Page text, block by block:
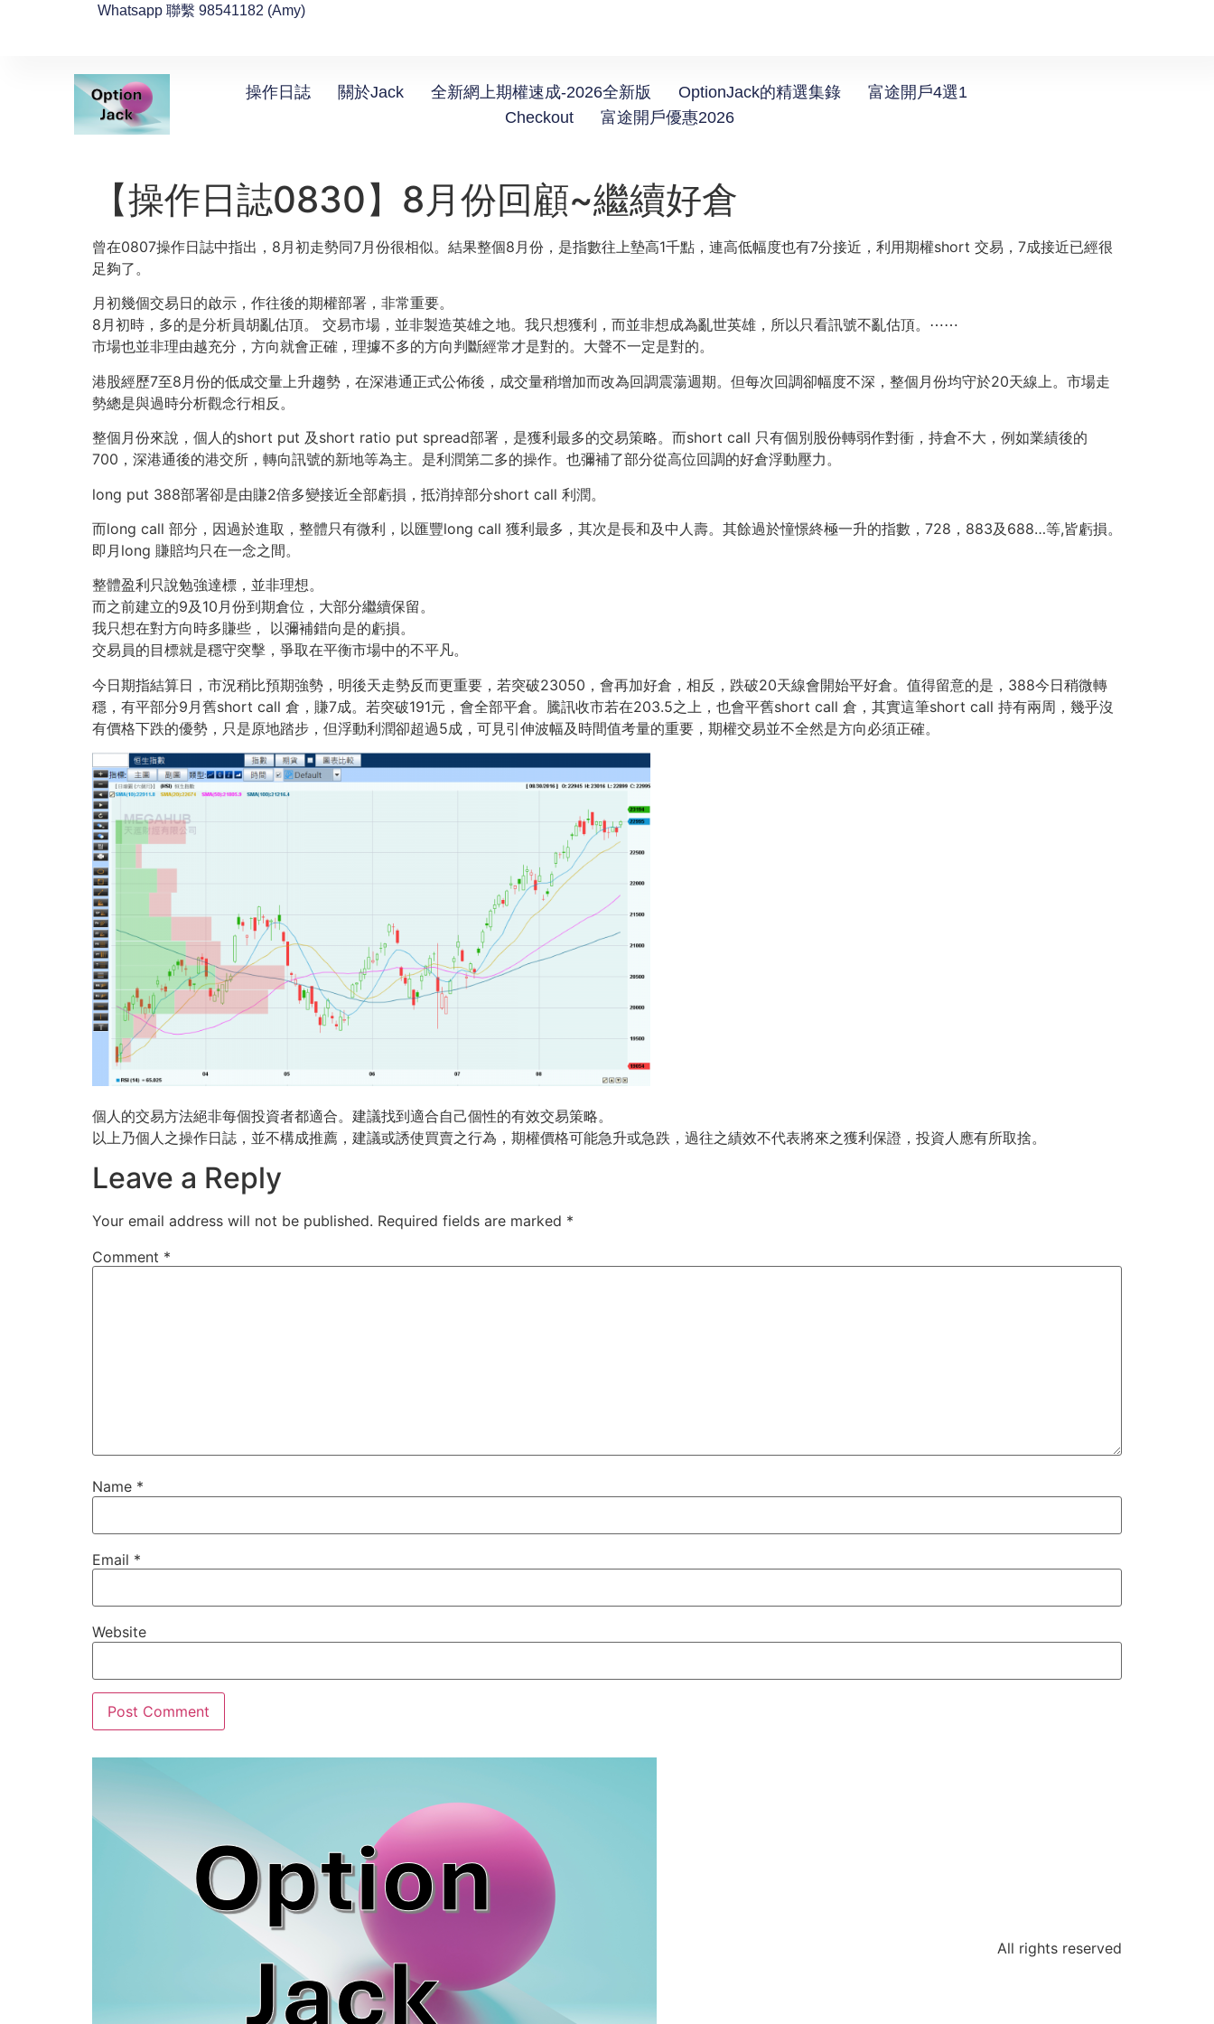
Whatsapp 聯繫 98541182 (Amy)
操作日誌 關於Jack 全新網上期權速成-2026全新版 OptionJack的精選集錄
富途開戶4選1
Checkout
富途開戶優惠2026
【操作日誌0830】8月份回顧~繼續好倉
曾在0807操作日誌中指出，8月初走勢同7月份很相似。結果整個8月份，是指數往上墊高1千點，連高低幅度也有7分接近，利用期權short 交易，7成接近已經很
足夠了。
月初幾個交易日的啟示，作往後的期權部署，非常重要。
8月初時，多的是分析員胡亂估頂。 交易市場，並非製造英雄之地。我只想獲利，而並非想成為亂世英雄，所以只看訊號不亂估頂。 ⋯⋯
市場也並非理由越充分，方向就會正確，理據不多的方向判斷經常才是對的。大聲不一定是對的。
港股經歷7至8月份的低成交量上升趨勢，在深港通正式公佈後，成交量稍增加而改為回調震蕩週期。但每次回調卻幅度不深，整個月份均守於20天線上。市場走
勢總是與過時分析觀念行相反。
整個月份來說，個人的short put 及short ratio put spread部署，是獲利最多的交易策略。而short call 只有個別股份轉弱作對衝，持倉不大，例如業績後的
700，深港通後的港交所，轉向訊號的新地等為主。是利潤第二多的操作。也彌補了部分從高位回調的好倉浮動壓力。
long put 388部署卻是由賺2倍多變接近全部虧損，抵消掉部分short call 利潤。
而long call 部分，因過於進取，整體只有微利，以匯豐long call 獲利最多，其次是長和及中人壽。其餘過於憧憬終極一升的指數，728，883及688…等,皆虧損。
即月long 賺賠均只在一念之間。
整體盈利只說勉強達標，並非理想。
而之前建立的9及10月份到期倉位，大部分繼續保留。
我只想在對方向時多賺些， 以彌補錯向是的虧損。
交易員的目標就是穩守突擊，爭取在平衡市場中的不平凡。
今日期指結算日，市況稍比預期強勢，明後天走勢反而更重要，若突破23050，會再加好倉，相反，跌破20天線會開始平好倉。值得留意的是，388今日稍微轉
穩，有平部分9月舊short call 倉，賺7成。若突破191元，會全部平倉。騰訊收市若在203.5之上，也會平舊short call 倉，其實這筆short call 持有兩周，幾乎沒
有價格下跌的優勢，只是原地踏步，但浮動利潤卻超過5成，可見引伸波幅及時間值考量的重要，期權交易並不全然是方向必須正確。
個人的交易方法絕非每個投資者都適合。建議找到適合自己個性的有效交易策略。
以上乃個人之操作日誌，並不構成推薦，建議或誘使買賣之行為，期權價格可能急升或急跌，過往之績效不代表將來之獲利保證，投資人應有所取捨。
Leave a Reply
Your email address will not be published. Required fields are marked *
Comment *
Name *
Email *
Website
All rights reserved